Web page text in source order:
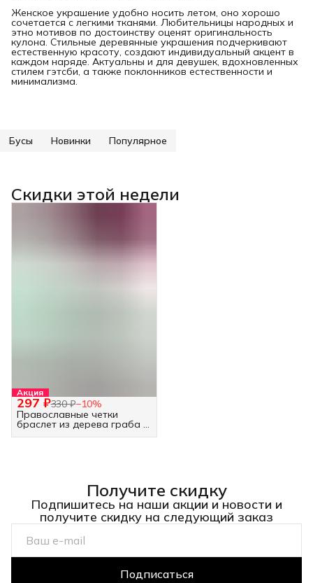
Женское украшение удобно носить летом, оно хорошо
сочетается с легкими тканями. Любительницы народных и
этно мотивов по достоинству оценят оригинальность
кулона. Стильные деревянные украшения подчеркивают
естественную красоту, создают индивидуальный акцент в
каждом наряде. Актуальны и для девушек, вдохновленных
стилем гэтсби, а также поклонников естественности и
минимализма.
Бусы Новинки Популярное
Скидки этой недели
Акция
297 ₽330 ₽−10%
Православные четки
браслет из дерева граба -
Получите скидку
Подпишитесь на наши акции и новости и
получите скидку на следующий заказ
Подписаться